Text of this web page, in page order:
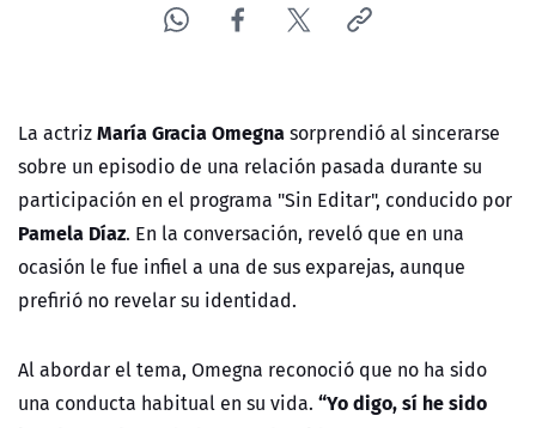
La actrizMaría Gracia Omegnasorprendió al sincerarse
sobre un episodio de una relación pasada durante su
participación en el programa "Sin Editar", conducido por
Pamela Díaz. En la conversación, reveló que en una
ocasión le fue infiel a una de sus exparejas, aunque
prefirió no revelar su identidad.
Al abordar el tema, Omegna reconoció que no ha sido
una conducta habitual en su vida. “Yo digo, sí he sido